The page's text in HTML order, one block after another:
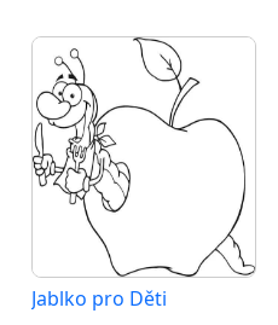
Jablko pro Děti